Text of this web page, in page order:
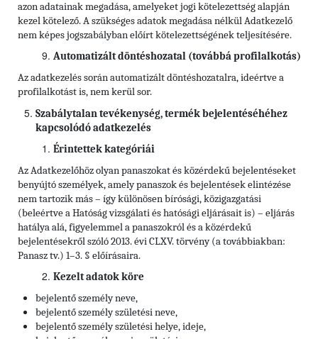
azon adatainak megadása, amelyeket jogi kötelezettség alapján
kezel kötelező. A szükséges adatok megadása nélkül Adatkezelő
nem képes jogszabályban előírt kötelezettségének teljesítésére.
Automatizált döntéshozatal (továbbá profilalkotás)
Az adatkezelés során automatizált döntéshozatalra, ideértve a
profilalkotást is, nem kerül sor.
Szabálytalan tevékenység, termék bejelentéséhéhez
kapcsolódó adatkezelés
Érintettek kategóriái
Az Adatkezelőhöz olyan panaszokat és közérdekű bejelentéseket
benyújtó személyek, amely panaszok és bejelentések elintézése
nem tartozik más – így különösen bírósági, közigazgatási
(beleértve a Hatóság vizsgálati és hatósági eljárásait is) – eljárás
hatálya alá, figyelemmel a panaszokról és a közérdekű
bejelentésekről szóló 2013. évi CLXV. törvény (a továbbiakban:
Panasz tv.) 1–3. § előírásaira.
Kezelt adatok köre
bejelentő személy neve,
bejelentő személy születési neve,
bejelentő személy születési helye, ideje,